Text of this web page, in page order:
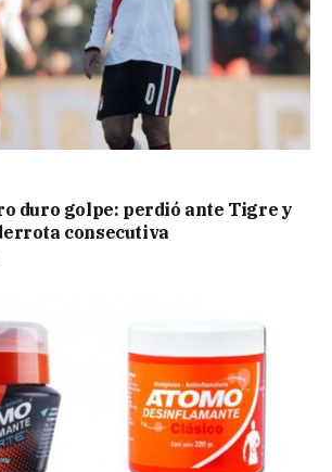
duro golpe: perdió ante Tigre y
consecutiva